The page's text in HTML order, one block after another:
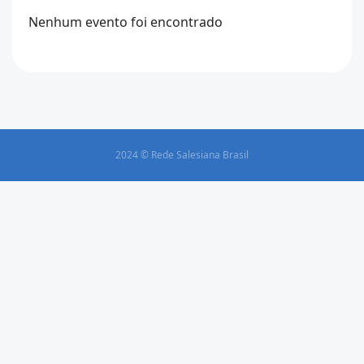
Nenhum evento foi encontrado
2024 © Rede Salesiana Brasil